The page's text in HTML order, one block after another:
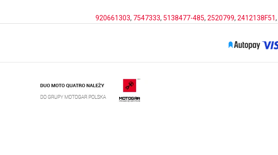
920661303, 7547333, 5138477-485, 2520799, 2412138F51,